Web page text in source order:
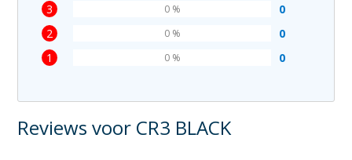
3 0
0 %
2 0
0 %
1 0
0 %
Reviews voor CR3 BLACK